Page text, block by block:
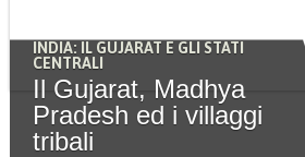
INDIA: IL GUJARAT E GLI STATI
CENTRALI
Il Gujarat, Madhya
Pradesh ed i villaggi
tribali